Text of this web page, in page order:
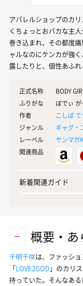
アパレルショップのカ
くちょっとおバカな主
巻き込まれ、その都度
ャルなのにケンカが強
露したりと、個性あふ
正式名称
BODY
ふりがな
ぼでぃ が
作者
こしば
ジャンル
ギャグ・
レーベル
ヤンマガ
関連商品
新着関連ガイド
概要・あ
千明千咲は、ファッシ
「LOVE2GOD 」のカリ
持っていた。そんなあ